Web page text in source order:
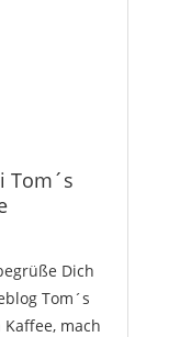
Tom´s
Dich
Tom´s
mach